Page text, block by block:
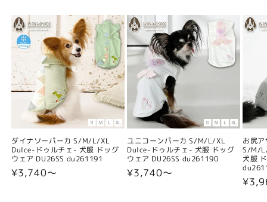
ダイナソーパーカ S/M/L/XL
Dulce-ドゥルチェ- 犬服 ドッグ
ウェア DU26SS du261191
通
¥3,740〜
ユニコーンパーカ S/M/L/XL
Dulce-ドゥルチェ- 犬服 ドッグ
ウェア DU26SS du261190
通
¥3,740〜
お尻
S/M/
犬服
通